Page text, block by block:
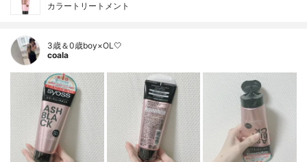
カラートリートメント
3歳＆0歳boy×OL🤍
coala